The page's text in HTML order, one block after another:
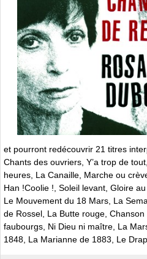
et pourront redécouvrir 21 titres
Chants des ouvriers, Y’a trop de
heures, La Canaille, Marche ou
Han !Coolie !, Soleil levant, Gloire
Le Mouvement du 18 Mars, La
de Rossel, La Butte rouge, Chanson
faubourgs, Ni Dieu ni maître, La
1848, La Marianne de 1883, Le